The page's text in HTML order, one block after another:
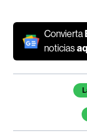
Convierta
noticias
Temas de